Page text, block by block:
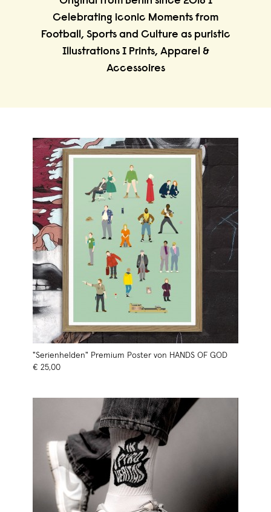
Celebrating iconic Moments from
Football, Sports and Culture as puristic
Illustrations I Prints, Apparel &
Accessoires
"Serienhelden" Premium Poster von HANDS OF GOD
€ 25,00